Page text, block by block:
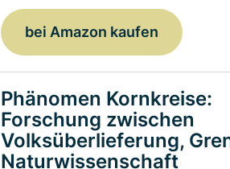
bei Amazon kaufen
Phänomen Kornkreise:
Forschung zwischen
Volksüberlieferung,
Naturwissenschaft